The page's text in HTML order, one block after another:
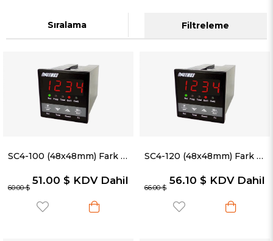
Filtreleme
Sıralama
SC4-100 (48x48mm) Fark Sıcaklık Kontrol Cihazı
51.00 $ KDV Dahil
60.00 $
SC4-120 (48x48mm) Fark Sıcaklık Kontrol Cihazı + Termostat
56.10 $ KDV Dahil
66.00 $